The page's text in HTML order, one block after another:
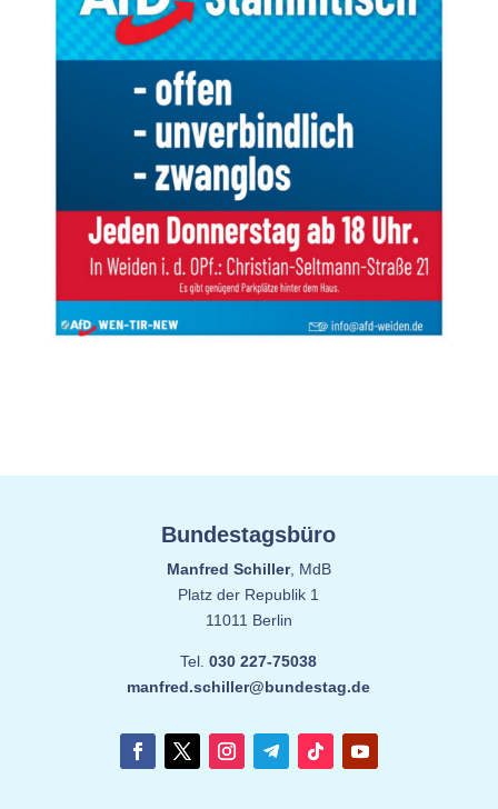
Bundestagsbüro
Manfred Schiller, MdB
Platz der Republik 1
11011 Berlin
Tel.030 227-75038
manfred.schiller@bundestag.de